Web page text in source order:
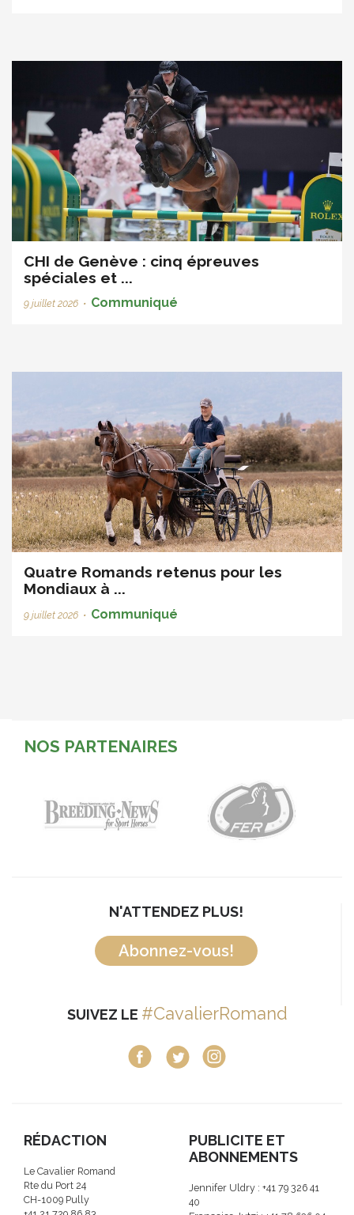
CHI de Genève : cinq épreuves
spéciales et ...
9 juillet 2026 • Communiqué
Quatre Romands retenus pour les
Mondiaux à ...
9 juillet 2026 • Communiqué
NOS PARTENAIRES
N'ATTENDEZ PLUS!
Abonnez-vous!
SUIVEZ LE #CavalierRomand
RÉDACTION
Le Cavalier Romand
Rte du Port 24
CH-1009 Pully
PUBLICITE ET
ABONNEMENTS
Jennifer Uldry : +41 79 326 41
40